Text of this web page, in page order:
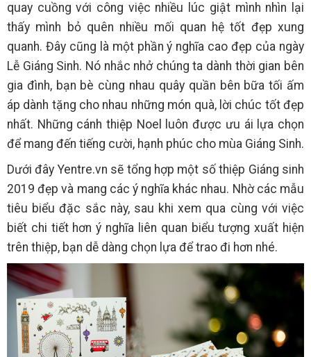
quay cuồng với công việc nhiều lúc giật mình nhìn lại
thấy mình bỏ quên nhiều mối quan hệ tốt đẹp xung
quanh. Đây cũng là một phần ý nghĩa cao đẹp của ngày
Lễ Giáng Sinh. Nó nhắc nhở chúng ta dành thời gian bên
gia đình, bạn bè cùng nhau quây quần bên bữa tối ấm
áp dành tặng cho nhau những món quà, lời chúc tốt đẹp
nhất. Những cánh thiệp Noel luôn được ưu ái lựa chọn
để mang đến tiếng cười, hạnh phúc cho mùa Giáng Sinh.
Dưới đây Yentre.vn sẽ tổng hợp một số thiệp Giáng sinh
2019 đẹp và mang các ý nghĩa khác nhau. Nhờ các mẫu
tiêu biểu đặc sắc này, sau khi xem qua cùng với việc
biết chi tiết hơn ý nghĩa liên quan biểu tượng xuất hiện
trên thiệp, bạn dễ dàng chọn lựa để trao đi hơn nhé.